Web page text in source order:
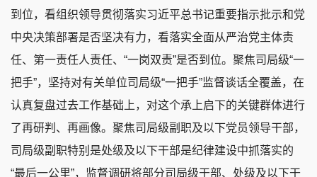
到位，看组织领导贯彻落实习近平总书记重要指示批示和党
中央决策部署是否坚决有力，看落实全面从严治党主体责
任、第一责任人责任、“一岗双责”是否到位。聚焦司局级“一
把手”，坚持对有关单位司局级“一把手”监督谈话全覆盖，在
认真复盘过去工作基础上，对这个承上启下的关键群体进行
了再研判、再画像。聚焦司局级副职及以下党员领导干部，
司局级副职特别是处级及以下干部是纪律建设中抓落实的
“最后一公里”，监督调研将部分司局级干部、处级及以下干